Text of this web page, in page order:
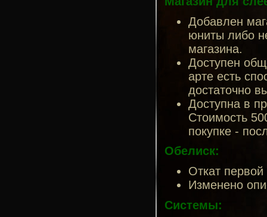
Добавлен
юниты либо
магазина.
Доступен
арте есть
достаточно
Доступна в
Стоимость
покупке -
Обелиск:
Откат
Изменено
Системы: